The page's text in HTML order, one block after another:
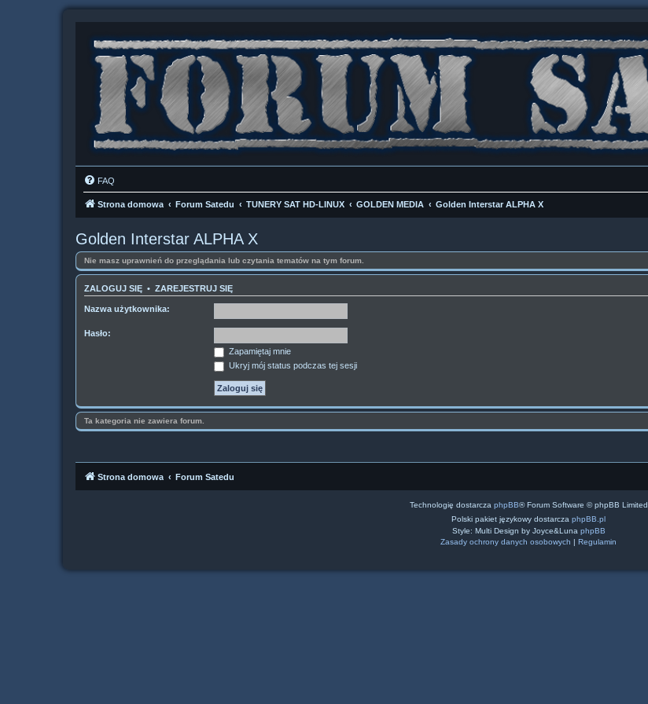
FAQ
Strona domowa Forum Satedu TUNERY SAT HD-LINUX GOLDEN MEDIA Golden Interstar ALPHA X
Golden Interstar ALPHA X
Nie masz uprawnień do przeglądania lub czytania tematów na tym forum.
ZALOGUJ SIĘ • ZAREJESTRUJ SIĘ
Nazwa użytkownika:
Hasło:
Zapamiętaj mnie
Ukryj mój status podczas tej sesji
Ta kategoria nie zawiera forum.
Strona domowa Forum Satedu
Technologię dostarcza phpBB® Forum Software © phpBB Limited
Polski pakiet językowy dostarcza phpBB.pl
Style: Multi Design by Joyce&Luna phpBB
Zasady ochrony danych osobowych | Regulamin